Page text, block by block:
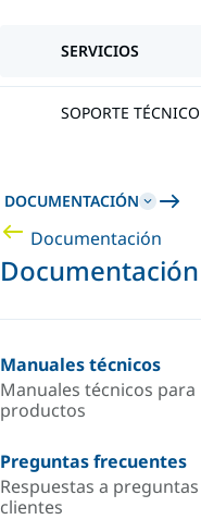
SERVICIOS
SOPORTE TÉCNICO
DOCUMENTACIÓN
Documentación
Documentación
Manuales técnicos
Manuales técnicos para
productos
Preguntas frecuentes
Respuestas a
clientes